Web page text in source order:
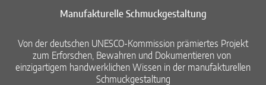
Manufakturelle Schmuckgestaltung​
Von der deutschen UNESCO-Kommission prämiertes Projekt
zum Erforschen, Bewahren und Dokumentieren von ​
einzigartigem handwerklichen Wissen in der manufakturellen
Schmuckgestaltung​